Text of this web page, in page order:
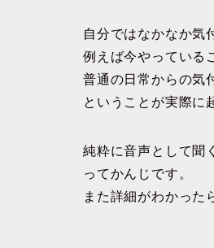
自分ではなかなか気
例えば今やっている
普通の日常からの気
ということが実際に
純粋に音声として聞
ってかんじです。
また詳細がわかった